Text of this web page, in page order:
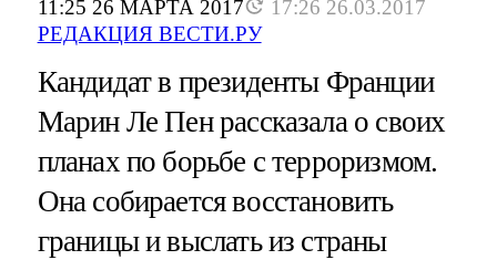
11:25 26 МАРТА 2017
17:26 26.03.2017
РЕДАКЦИЯ ВЕСТИ.РУ
Кандидат в президенты Франции
Марин Ле Пен рассказала о своих
планах по борьбе с терроризмом.
Она собирается восстановить
границы и выслать из страны